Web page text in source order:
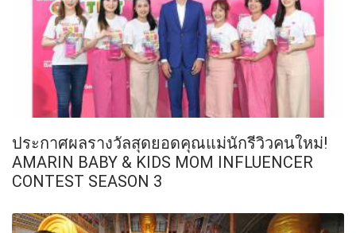
ประกาศผลรางวัลสุดยอดคุณแม่นักรีวิวคนใหม่!
AMARIN BABY & KIDS MOM INFLUENCER
CONTEST SEASON 3